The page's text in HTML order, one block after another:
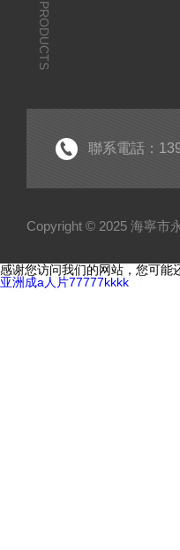
PRODUCTS
聯系電話：
Copyright © 2025 海寧市
感谢您访问我们的网站，您可能
亚洲成a人片77777kkkk